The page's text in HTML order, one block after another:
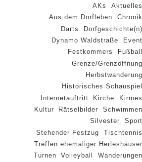
AKs
Aktuelles
Aus dem Dorfleben
Chronik
Darts
Dorfgeschichte(n)
Dynamo Waldstraße
Event
Festkommers
Fußball
Grenze/Grenzöffnung
Herbstwanderung
Historisches Schauspiel
Internetauftritt
Kirche
Kirmes
Kultur
Rätselbilder
Schwimmen
Silvester
Sport
Stehender Festzug
Tischtennis
Treffen ehemaliger Herleshäuser
Turnen
Volleyball Wanderungen